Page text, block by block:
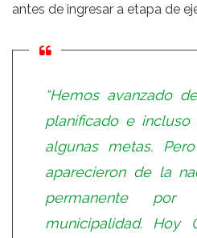
antes de ingresar a etapa de
“Hemos avanzado
planificado e incluso
algunas metas.
aparecieron de la
permanente
municipalidad. Hoy